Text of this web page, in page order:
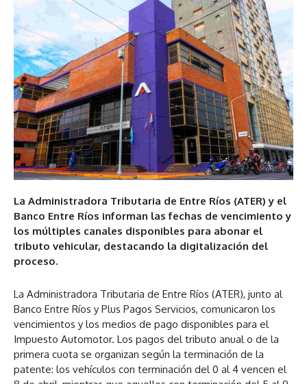
La Administradora Tributaria de Entre Ríos (ATER) y el
Banco Entre Ríos informan las fechas de vencimiento y
los múltiples canales disponibles para abonar el
tributo vehicular, destacando la digitalización del
proceso.
La Administradora Tributaria de Entre Ríos (ATER), junto al
Banco Entre Ríos y Plus Pagos Servicios, comunicaron los
vencimientos y los medios de pago disponibles para el
Impuesto Automotor. Los pagos del tributo anual o de la
primera cuota se organizan según la terminación de la
patente: los vehículos con terminación del 0 al 4 vencen el